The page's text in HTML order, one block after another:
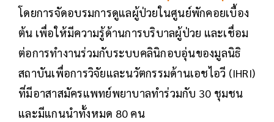
โดยการจัดอบรมการดูแลผู้ป่วยในศูนย์พักคอยเบื้อง
ต้น เพื่อให้มีความรู้ด้านการบริบาลผู้ป่วย และเชื่อม
ต่อการทำงานร่วมกับระบบคลินิกอบอุ่นของมูลนิธิ
สถาบันเพื่อการวิจัยและนวัตกรรมด้านเอชไอวี (IHRI)
ที่มีอาสาสมัครแพทย์พยาบาลทำร่วมกับ 30 ชุมชน
และมีแกนนำทั้งหมด 80 คน